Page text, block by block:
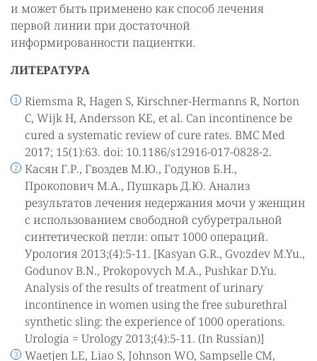
и может быть применено как способ лечения
первой линии при достаточной
информированности пациентки.
ЛИТЕРАТУРА
Riemsma R, Hagen S, Kirschner-Hermanns R, Norton
C, Wijk H, Andersson KE, et al. Can incontinence be
cured a systematic review of cure rates. BMC Med
2017; 15(1):63. doi: 10.1186/s12916-017-0828-2.
Касян Г.Р., Гвоздев М.Ю., Годунов Б.Н.,
Прокопович М.А., Пушкарь Д.Ю. Анализ
результатов лечения недержания мочи у женщин
с использованием свободной субуретральной
синтетической петли: опыт 1000 операций.
Урология 2013;(4):5-11. [Kasyan G.R., Gvozdev M.Yu.,
Godunov B.N., Prokopovych M.A., Pushkar D.Yu.
Analysis of the results of treatment of urinary
incontinence in women using the free suburethral
synthetic sling: the experience of 1000 operations.
Urologia = Urology 2013;(4):5-11. (In Russian)]
Waetjen LE, Liao S, Johnson WO, Sampselle CM,